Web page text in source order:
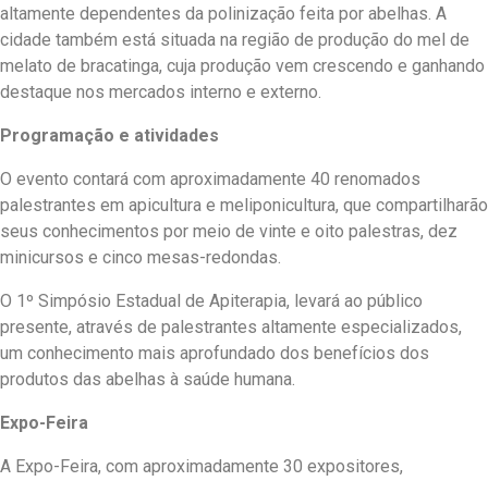
altamente dependentes da polinização feita por abelhas. A
cidade também está situada na região de produção do mel de
melato de bracatinga, cuja produção vem crescendo e ganhando
destaque nos mercados interno e externo.
Programação e atividades
O evento contará com aproximadamente 40 renomados
palestrantes em apicultura e meliponicultura, que compartilharão
seus conhecimentos por meio de vinte e oito palestras, dez
minicursos e cinco mesas-redondas.
O 1º Simpósio Estadual de Apiterapia, levará ao público
presente, através de palestrantes altamente especializados,
um conhecimento mais aprofundado dos benefícios dos
produtos das abelhas à saúde humana.
Expo-Feira
A Expo-Feira, com aproximadamente 30 expositores,